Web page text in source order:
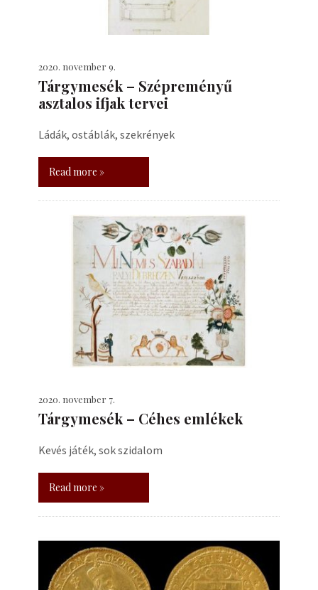
2020. november 9.
Tárgymesék – Szépreményű
asztalos ifjak tervei
Ládák, ostáblák, szekrények
Read more »
2020. november 7.
Tárgymesék – Céhes emlékek
Kevés játék, sok szidalom
Read more »